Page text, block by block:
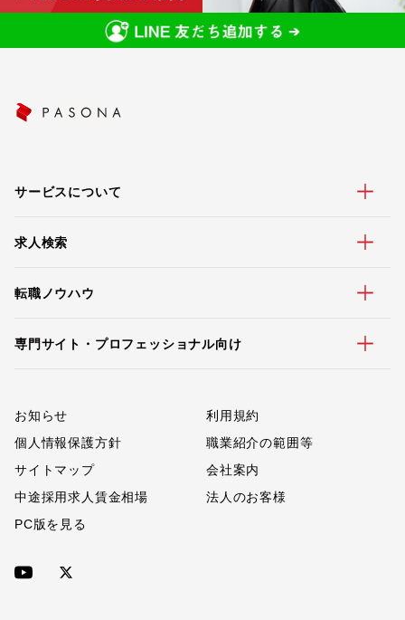
サービスについて
求人検索
転職ノウハウ
専門サイト・プロフェッショナル向け
お知らせ
利用規約
個人情報保護方針
職業紹介の範囲等
サイトマップ
会社案内
中途採用求人賃金相場
法人のお客様
PC版を見る